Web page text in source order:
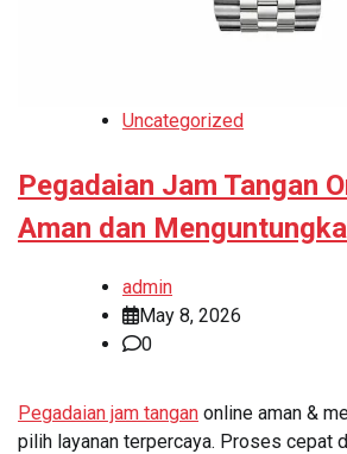
Uncategorized
Pegadaian Jam Tangan
Aman dan
admin
May 8, 2026
0
Pegadaian jam tangan online aman &
pilih layanan terpercaya. Proses cepat